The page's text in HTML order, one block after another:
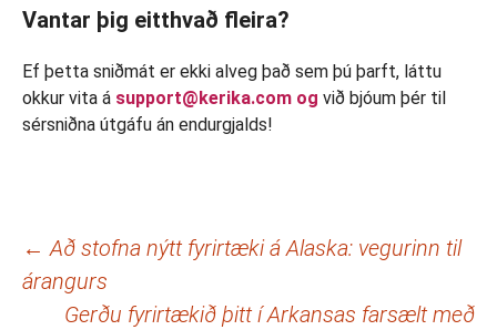
Vantar þig eitthvað fleira?
Ef þetta sniðmát er ekki alveg það sem þú þarft, láttu
okkur vita á support@kerika.com og við bjóum þér til
sérsniðna útgáfu án endurgjalds!
Leiðarkerfi
færslna
← Að stofna nýtt fyrirtæki á Alaska: vegurinn til
árangurs
Gerðu fyrirtækið þitt í Arkansas farsælt með